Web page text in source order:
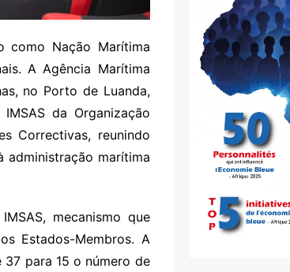
como Nação Marítima
A Agência Marítima
no Porto de Luanda,
da Organização
Correctivas, reunindo
administração marítima
mecanismo que
Estados-Membros. A
para 15 o número de